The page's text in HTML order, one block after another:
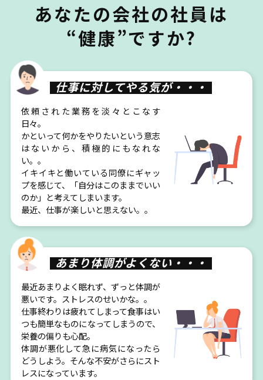
あなたの会社の社員は
“健康”ですか?
仕事に対してやる気が・・・
依頼された業務を淡々とこなす
日々。
かといって何かをやりたいという意志
はないから、積極的にもなれな
い。。
イキイキと働いている同僚にギャッ
プを感じて、「自分はこのままでいい
のか」と考えてしまいます。
最近、仕事が楽しいと思えない。。
あまり体調がよくない・・・
最近あまりよく眠れず、ずっと体調が
悪いです。ストレスのせいかな。。
仕事終わりは疲れてしまって食事はい
つも簡単なものになってしまうので、
栄養の偏りも心配。
体調が悪化して急に病気になったら
どうしよう。そんな不安がさらにスト
レスになっています。